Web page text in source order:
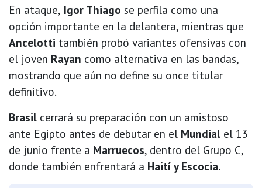
En ataque, Igor Thiago se perfila como una
opción importante en la delantera, mientras que
Ancelotti también probó variantes ofensivas con
el joven Rayan como alternativa en las bandas,
mostrando que aún no define su once titular
definitivo.
Brasil cerrará su preparación con un amistoso
ante Egipto antes de debutar en el Mundial el 13
de junio frente a Marruecos, dentro del Grupo C,
donde también enfrentará a Haití y Escocia.